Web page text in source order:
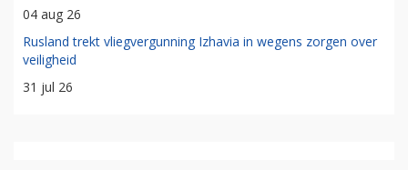
04 aug 26
Rusland trekt vliegvergunning Izhavia in wegens zorgen over
veiligheid
31 jul 26